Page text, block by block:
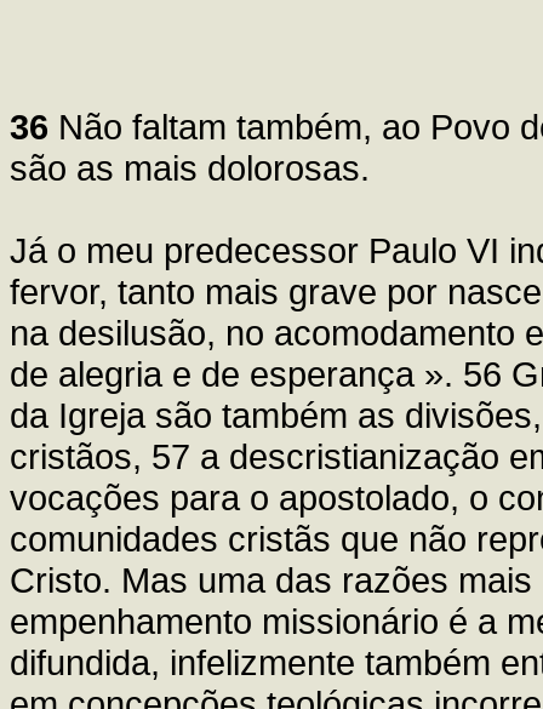
36 Não faltam também, ao Povo
são as mais dolorosas.
Já o meu predecessor Paulo VI
fervor, tanto mais grave por
na desilusão, no acomodamento
de alegria e de esperança ». 56
da Igreja são também as
cristãos, 57 a descristianização
vocações para o apostolado, o
comunidades cristãs que não
Cristo. Mas uma das razões
empenhamento missionário é a
difundida, infelizmente também